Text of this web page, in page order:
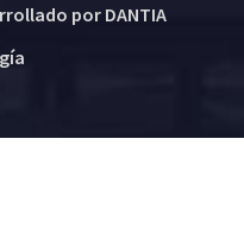
por DANTIA